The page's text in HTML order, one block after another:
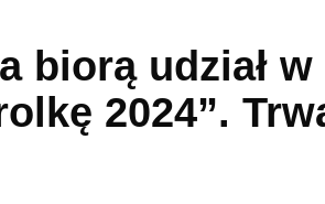
biorą udział w
2024”.